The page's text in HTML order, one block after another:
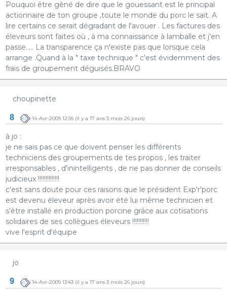
Pouquoi être gêné de dire que le gouessant est le principal
actionnaire de ton groupe ,toute le monde du porc le sait. A
lire certains ce serait dégradant de l'avouer . Les factures des
éleveurs sont faites où , à ma connaissance à lamballe et j'en
passe..... La transparence ça n'existe pas que lorsque cela
arrange .Quand à la " taxe technique " c'est évidemment des
frais de groupement déguisés.BRAVO
choupinette
8 14-Avr-2009 12:56(il y a 17 ans 3 mois 26 jours)
à jo :
je ne sais pas ce que doivent penser les différents
techniciens des groupements de tes propos , les traiter
irresponsables , d'inintelligents , de ne pas donner de conseils
judicieux !!!!!!!!!!!!!!
c'est sans doute pour ces raisons que le président Exp'r'porc
est devenu éleveur après avoir été lui même technicien et
s'être installé en production porcine grâce aux cotisations
solidaires de ses collègues éleveurs !!!!!!!!!!!
vive l'esprit d'équipe
jo
9 14-Avr-2009 13:43(il y a 17 ans 3 mois 26 jours)